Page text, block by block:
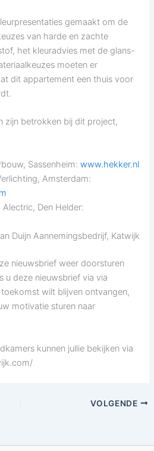
gemaakt om de
van harde en zachte
het kleuradvies met de glans-
moeten er
dit appartement een thuis voor
zijn betrokken bij dit project,
Sassenheim:www.hekker.nl
Amsterdam:
Den Helder:
Duijn Aannemingsbedrijf, Katwijk
nieuwsbrief weer doorsturen
u deze nieuwsbrief via via
wilt blijven ontvangen,
motivatie sturen naar
kunnen jullie bekijken via
VOLGENDE